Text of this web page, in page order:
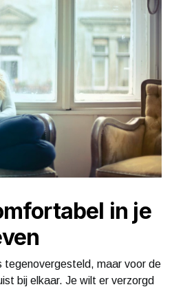
in je
tegenovergesteld, maar voor de
bij elkaar. Je wilt er verzorgd